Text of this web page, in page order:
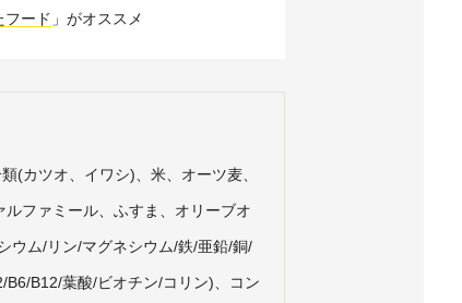
フード 」がオススメ
(カツオ、イワシ)、米、オーツ麦、
ファミール、ふすま、オリーブオ
ウム/リン/マグネシウム/鉄/亜鉛/銅/
B12/葉酸/ビオチン/コリン)、コン